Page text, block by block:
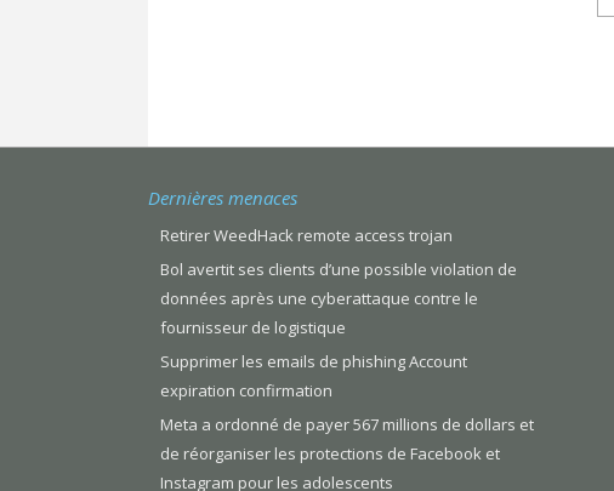
Dernières menaces
Retirer WeedHack remote access trojan
Bol avertit ses clients d’une possible violation de
données après une cyberattaque contre le
fournisseur de logistique
Supprimer les emails de phishing Account
expiration confirmation
Meta a ordonné de payer 567 millions de dollars et
de réorganiser les protections de Facebook et
Instagram pour les adolescents